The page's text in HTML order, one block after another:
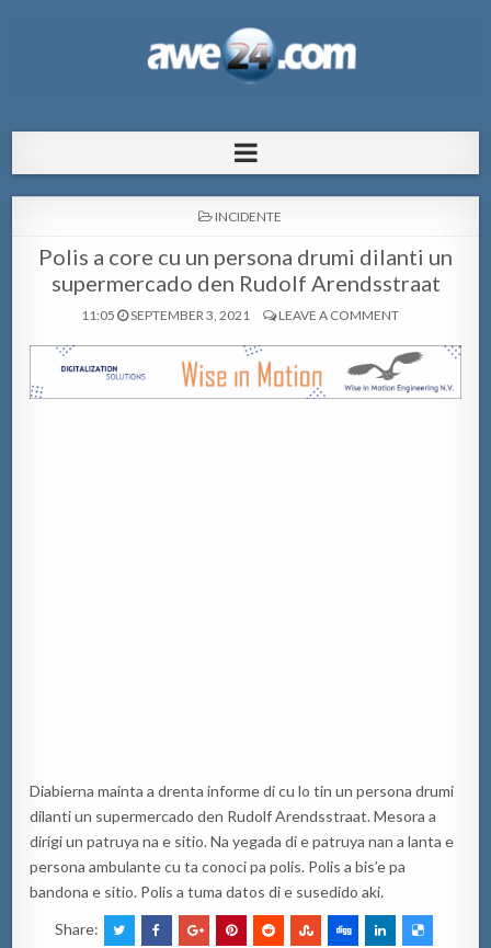
pa Aruba
POSTED
INCIDENTE
Polis a core cu un persona drumi dilanti un
supermercado den Rudolf Arendsstraat
11:05 SEPTEMBER 3, 2021 LEAVE A COMMENT
Diabierna mainta a drenta informe di cu lo tin un persona drumi
dilanti un supermercado den Rudolf Arendsstraat. Mesora a
dirigi un patruya na e sitio. Na yegada di e patruya nan a lanta e
persona ambulante cu ta conoci pa polis. Polis a bis’e pa
bandona e sitio. Polis a tuma datos di e susedido aki.
Share: